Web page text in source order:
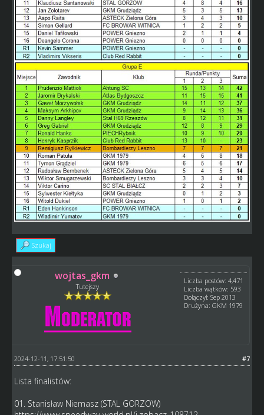
Szukaj
wojtas_gkm
Tutejszy
Liczba postów: 4,471
Liczba wątków: 593
Dołączył: Sep 2013
Drużyna: GKM 1979
#7
2024-12-11, 17:51:50
Lista finalistów:
01. Stanisław Niemasz (STAL GORZOW)